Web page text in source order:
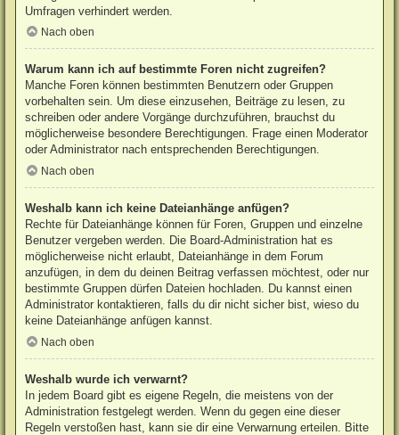
Umfragen verhindert werden.
Nach oben
Warum kann ich auf bestimmte Foren nicht zugreifen?
Manche Foren können bestimmten Benutzern oder Gruppen
vorbehalten sein. Um diese einzusehen, Beiträge zu lesen, zu
schreiben oder andere Vorgänge durchzuführen, brauchst du
möglicherweise besondere Berechtigungen. Frage einen Moderator
oder Administrator nach entsprechenden Berechtigungen.
Nach oben
Weshalb kann ich keine Dateianhänge anfügen?
Rechte für Dateianhänge können für Foren, Gruppen und einzelne
Benutzer vergeben werden. Die Board-Administration hat es
möglicherweise nicht erlaubt, Dateianhänge in dem Forum
anzufügen, in dem du deinen Beitrag verfassen möchtest, oder nur
bestimmte Gruppen dürfen Dateien hochladen. Du kannst einen
Administrator kontaktieren, falls du dir nicht sicher bist, wieso du
keine Dateianhänge anfügen kannst.
Nach oben
Weshalb wurde ich verwarnt?
In jedem Board gibt es eigene Regeln, die meistens von der
Administration festgelegt werden. Wenn du gegen eine dieser
Regeln verstoßen hast, kann sie dir eine Verwarnung erteilen. Bitte